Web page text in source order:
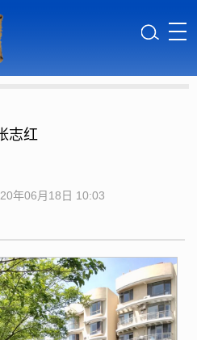
志红
年06月18日 10:03